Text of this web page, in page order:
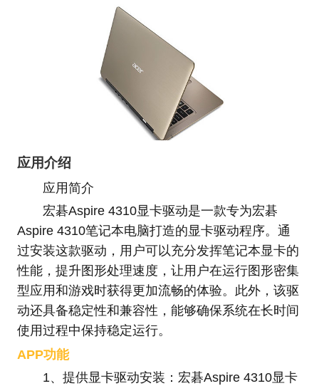
应用介绍
应用简介
宏碁Aspire 4310显卡驱动是一款专为宏碁
Aspire 4310笔记本电脑打造的显卡驱动程序。通
过安装这款驱动，用户可以充分发挥笔记本显卡的
性能，提升图形处理速度，让用户在运行图形密集
型应用和游戏时获得更加流畅的体验。此外，该驱
动还具备稳定性和兼容性，能够确保系统在长时间
使用过程中保持稳定运行。
APP功能
1、提供显卡驱动安装：宏碁Aspire 4310显卡